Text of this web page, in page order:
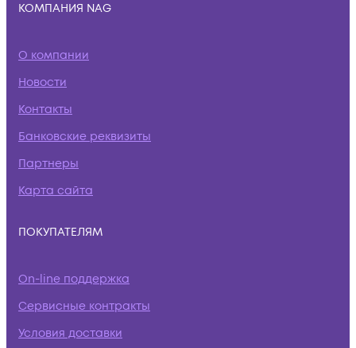
КОМПАНИЯ NAG
О компании
Новости
Контакты
Банковские реквизиты
Партнеры
Карта сайта
ПОКУПАТЕЛЯМ
On-line поддержка
Сервисные контракты
Условия доставки